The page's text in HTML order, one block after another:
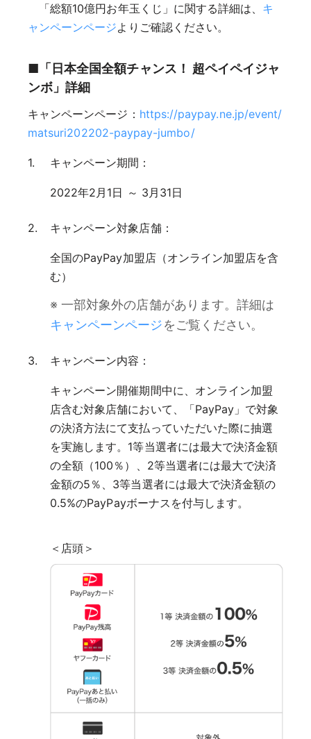
「総額10億円お年玉くじ」に関する詳細は、 キ
ャンペーンページよりご確認ください。
■「日本全国全額チャンス！ 超ペイペイジャ
ンボ」詳細
キャンペーンページ： https://paypay.ne.jp/event/
matsuri202202-paypay-jumbo/
キャンペーン期間：
2022年2月1日 ～ 3月31日
キャンペーン対象店舗：
全国のPayPay加盟店（オンライン加盟店を含
む）
※ 一部対象外の店舗があります。詳細は
キャンペーンページをご覧ください。
キャンペーン内容：
キャンペーン開催期間中に、オンライン加盟
店含む対象店舗において、「PayPay」で対象
の決済方法にて支払っていただいた際に抽選
を実施します。1等当選者には最大で決済金額
の全額（100％）、2等当選者には最大で決済
金額の5％、3等当選者には最大で決済金額の
0.5%のPayPayボーナスを付与します。
＜店頭＞